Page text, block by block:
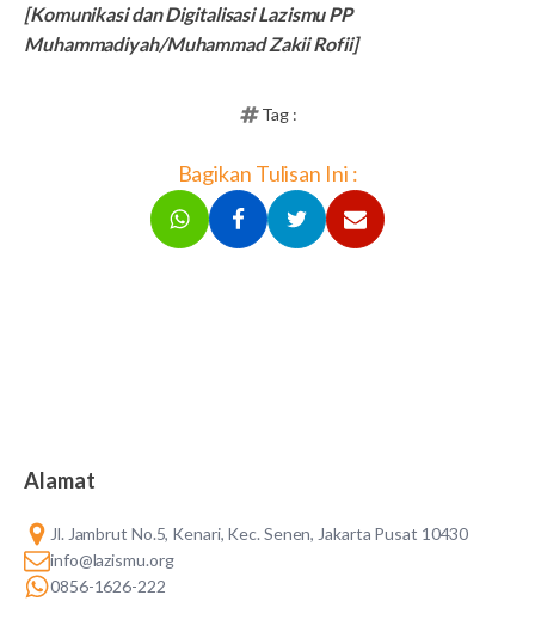
[Komunikasi dan Digitalisasi Lazismu PP
Muhammadiyah/Muhammad Zakii Rofii]
Tag :
Bagikan Tulisan Ini :
Alamat
Jl. Jambrut No.5, Kenari, Kec. Senen, Jakarta Pusat 10430
info@lazismu.org
0856-1626-222